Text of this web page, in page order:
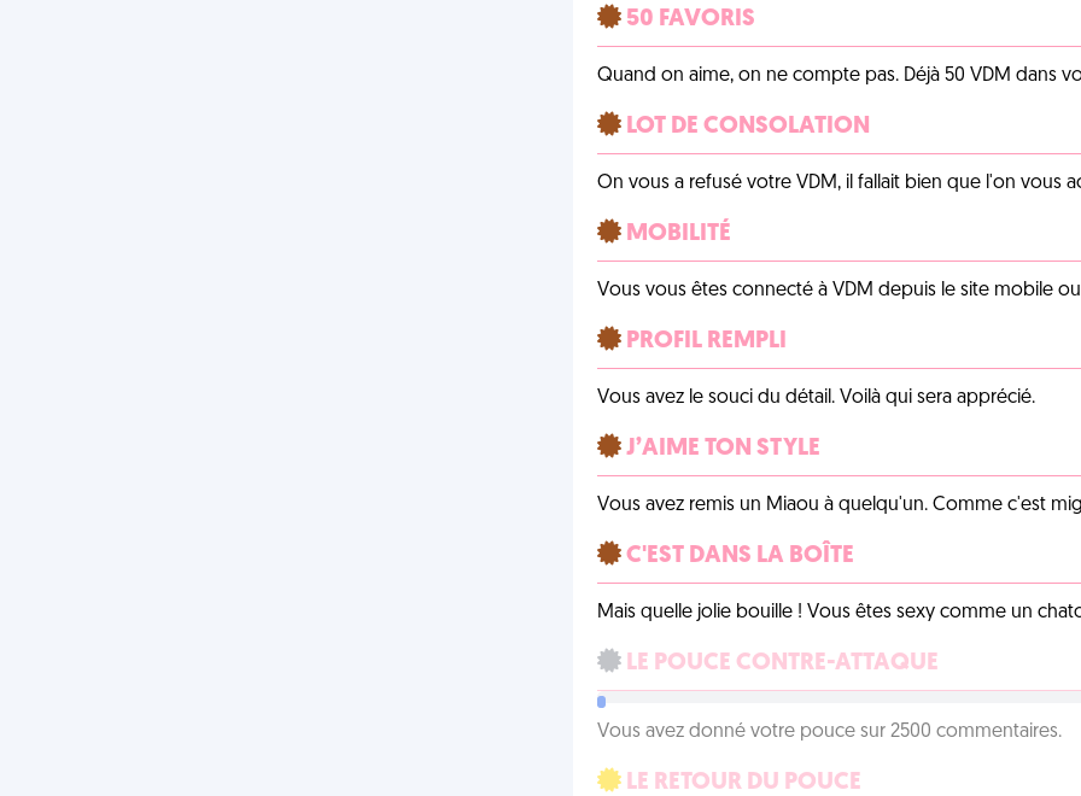
50 FAVORIS
Quand on aime, on ne compte pas. Déjà 50 VDM dans
LOT DE CONSOLATION
On vous a refusé votre VDM, il fallait bien que l'on vous
MOBILITÉ
Vous vous êtes connecté à VDM depuis le site mobile
PROFIL REMPLI
Vous avez le souci du détail. Voilà qui sera apprécié.
J’AIME TON STYLE
Vous avez remis un Miaou à quelqu'un. Comme c'est
C'EST DANS LA BOÎTE
Mais quelle jolie bouille ! Vous êtes sexy comme un
LE POUCE CONTRE-ATTAQUE
Vous avez donné votre pouce sur 2500 commentaires.
LE RETOUR DU POUCE